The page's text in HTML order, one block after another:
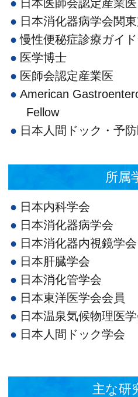
日本医師会認定産業医
日本消化器病学会関
慢性便秘症診療ガイ
医学博士
医師会認定産業医
American
Fellow
日本人間ドック・予
所属
日本内科学会
日本消化器病学会
日本消化器内視鏡学会
日本肝臓学会
日本消化管学会
日本東洋医学会会員
日本温泉気候物理医
日本人間ドック学会
主な研